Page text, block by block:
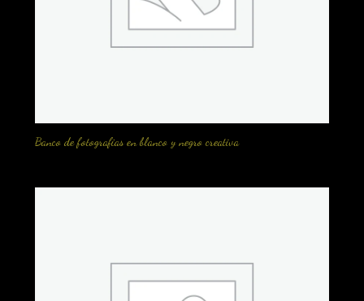
Banco de fotografias en blanco y negro creativa